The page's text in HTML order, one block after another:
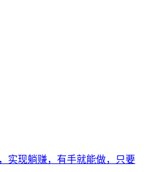
实现躺赚，有手就能做，只要